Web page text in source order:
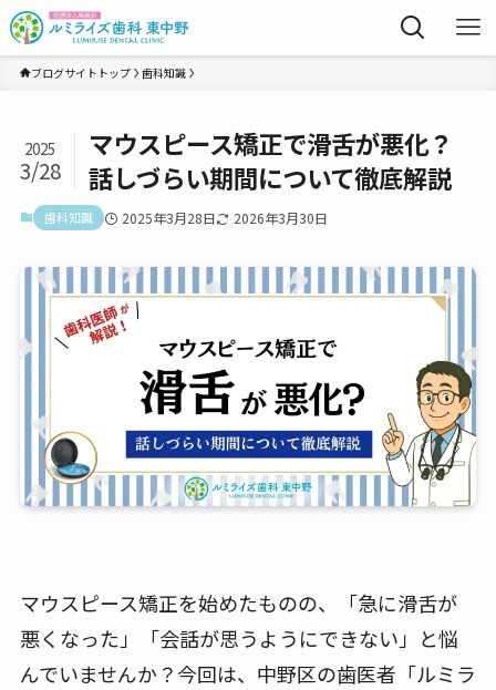
ブログサイトトップ 歯科知識
マウスピース矯正で滑舌が悪化？
話しづらい期間について徹底解説
2025
3/28
歯科知識 2025年3月28日 2026年3月30日
マウスピース矯正を始めたものの、「急に滑舌が
悪くなった」「会話が思うようにできない」と悩
んでいませんか？今回は、中野区の歯医者「ルミラ